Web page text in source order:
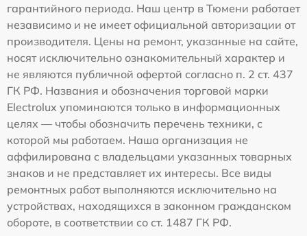
гарантийного периода. Наш центр в Тюмени работает
независимо и не имеет официальной авторизации от
производителя. Цены на ремонт, указанные на сайте,
носят исключительно ознакомительный характер и
не являются публичной офертой согласно п. 2 ст. 437
ГК РФ. Названия и обозначения торговой марки
Electrolux упоминаются только в информационных
целях — чтобы обозначить перечень техники, с
которой мы работаем. Наша организация не
аффилирована с владельцами указанных товарных
знаков и не представляет их интересы. Все виды
ремонтных работ выполняются исключительно на
устройствах, находящихся в законном гражданском
обороте, в соответствии со ст. 1487 ГК РФ.